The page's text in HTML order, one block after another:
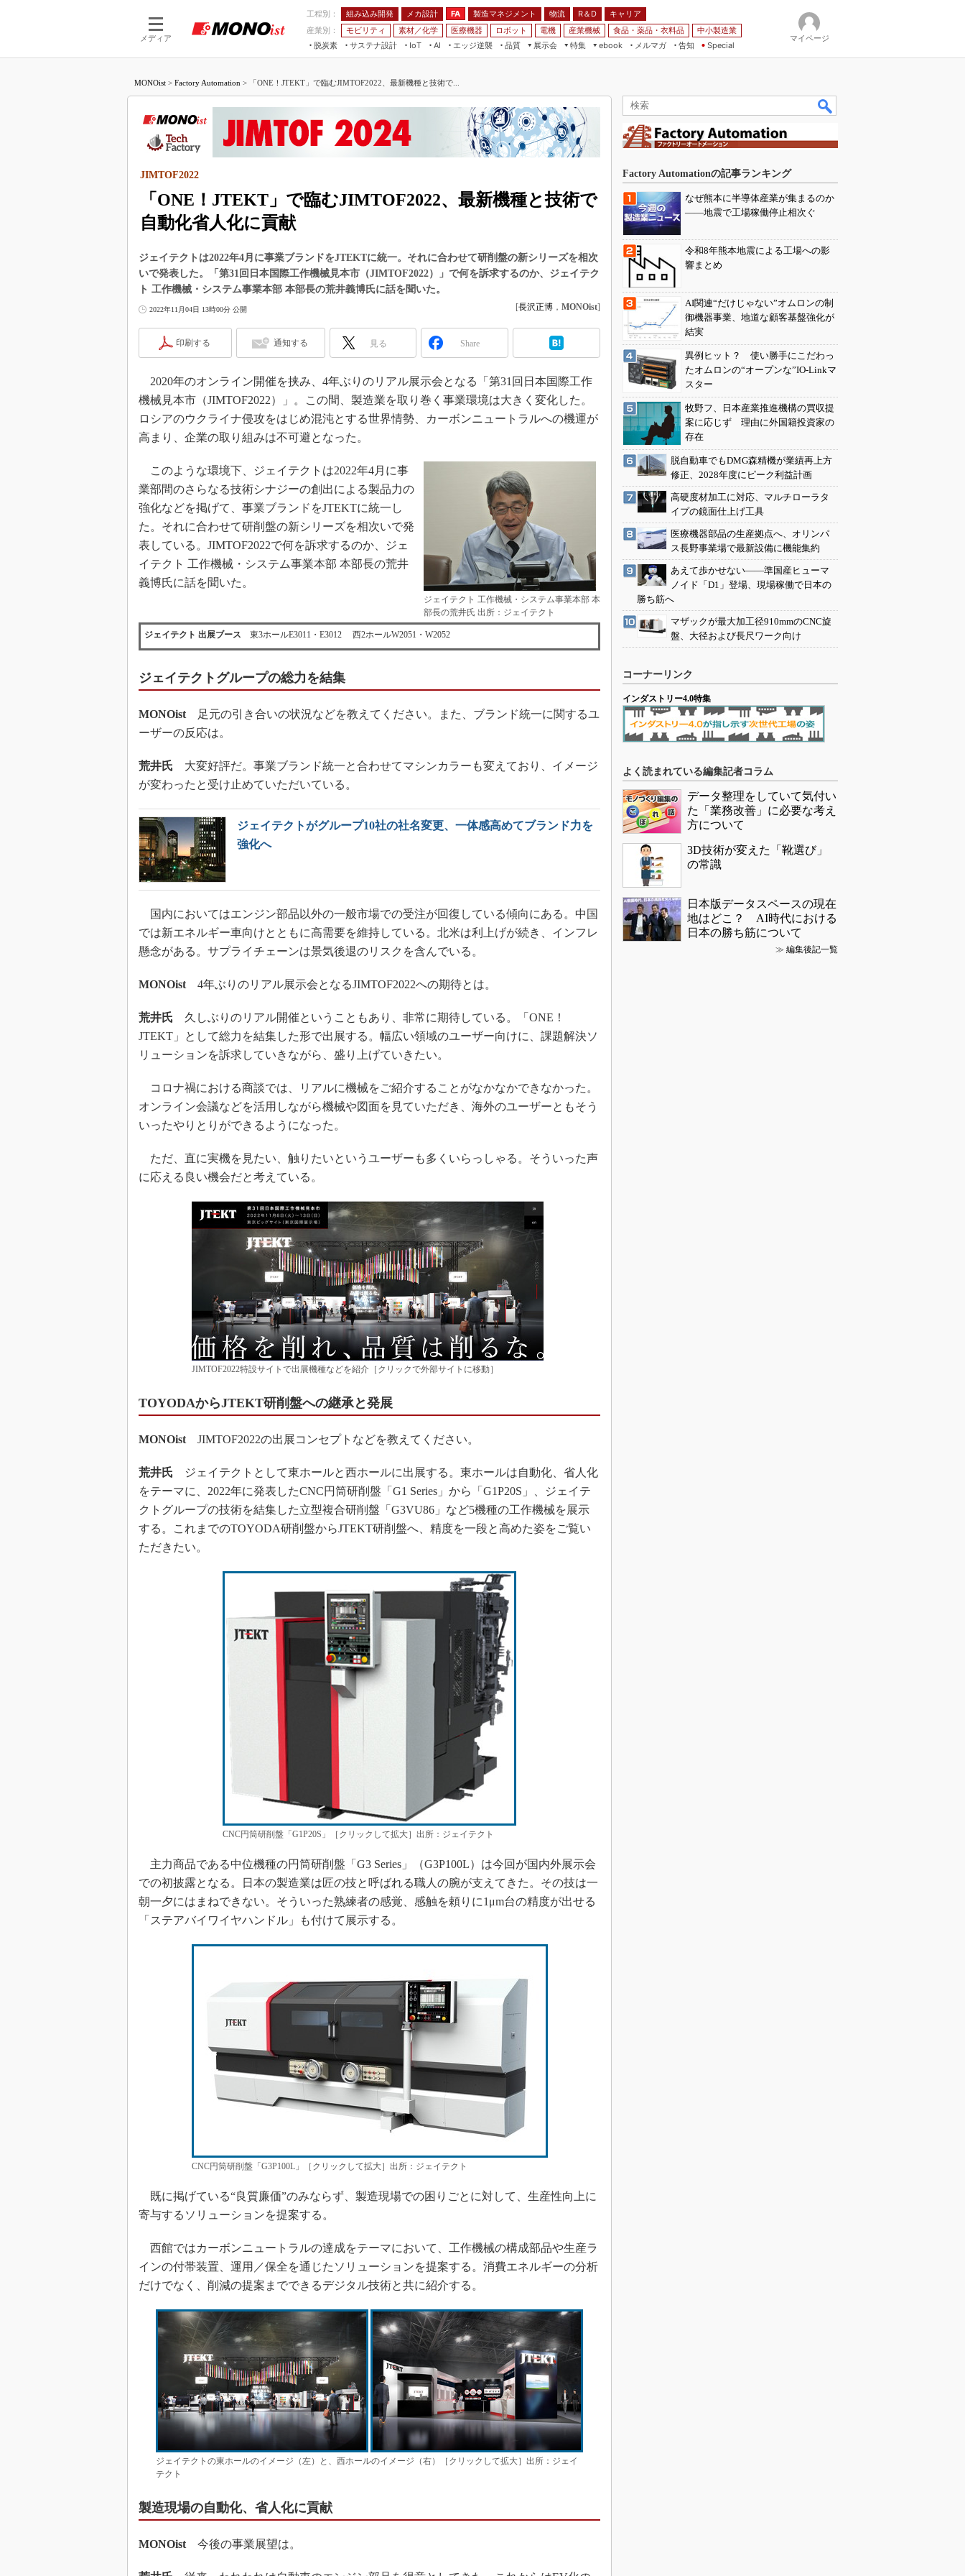
メディア
工程別： 組み込み開発 メカ設計 FA 製造マネジメント 物流 R＆D
キャリア
産業別：
モビリティ 素材／化学 医療機器 ロボット 電機 産業機械 食品・薬品・衣料品
中小製造業
脱炭素
サステナ設計
IoT
つながる工場
つながるサービス
AI
AI×設備保全
Physical AI
エッジ逆襲 品質
展示会
JIMTOF
組込み/エッジ コンピューティング
展＆IoT/5Gソリューション展
IIFES
国際ロボット展
TECHNO-FRONTIER
EdgeTech+
日本ものづくりワールド
産業オープンネット展
特集
つながるクルマ
5G
フィールドサービス
組み込み画像技術
車載ソフト開発
ISO26262
3Dプリンタ
デジタルツインとCAE
インダストリー4.0
イノベーション
メイドインジャパン
知財マネジメント
グローバル設計・開発
制御セキュリティ
新型コロナへの対応
ebook
メカ設計
製造マネジメント
モビリティ
メルマガ
告知 Special
マイページ
MONOist > Factory Automation > 「ONE！JTEKT」で臨むJIMTOF2022、最新機種と技術で...
「ONE！JTEKT」で臨むJIMTOF2022、最新機種と技術で
自動化省人化に貢献
JIMTOF2022
ジェイテクトは2022年4月に事業ブランドをJTEKTに統一。それに合わせて研削盤の新シリーズを相次
いで発表した。「第31回日本国際工作機械見本市（JIMTOF2022）」で何を訴求するのか、ジェイテク
ト 工作機械・システム事業本部 本部長の荒井義博氏に話を聞いた。
2022年11月04日 13時00分 公開 [長沢正博 ， MONOist]
印刷する 通知する 見る Share
2020年のオンライン開催を挟み、4年ぶりのリアル展示会となる「第31回日本国際工作
機械見本市（JIMTOF2022）」。この間、製造業を取り巻く事業環境は大きく変化した。
ロシアのウクライナ侵攻をはじめ混沌とする世界情勢、カーボンニュートラルへの機運が
高まり、企業の取り組みは不可避となった。
ジェイテクト 工作機械・システム事業本部 本
部長の荒井氏 出所：ジェイテクト
このような環境下、ジェイテクトは2022年4月に事
業部間のさらなる技術シナジーの創出による製品力の
強化などを掲げて、事業ブランドをJTEKTに統一し
た。それに合わせて研削盤の新シリーズを相次いで発
表している。JIMTOF2022で何を訴求するのか、ジェ
イテクト 工作機械・システム事業本部 本部長の荒井
義博氏に話を聞いた。
ジェイテクト 出展ブース 東3ホールE3011・E3012 西2ホールW2051・W2052
ジェイテクトグループの総力を結集
MONOist 足元の引き合いの状況などを教えてください。また、ブランド統一に関するユ
ーザーの反応は。
荒井氏 大変好評だ。事業ブランド統一と合わせてマシンカラーも変えており、イメージ
が変わったと受け止めていただいている。
ジェイテクトがグループ10社の社名変更、一体感高めてブランド力を
強化へ
国内においてはエンジン部品以外の一般市場での受注が回復している傾向にある。中国
では新エネルギー車向けとともに高需要を維持している。北米は利上げが続き、インフレ
懸念がある。サプライチェーンは景気後退のリスクを含んでいる。
MONOist 4年ぶりのリアル展示会となるJIMTOF2022への期待とは。
荒井氏 久しぶりのリアル開催ということもあり、非常に期待している。「ONE！
JTEKT」として総力を結集した形で出展する。幅広い領域のユーザー向けに、課題解決ソ
リューションを訴求していきながら、盛り上げていきたい。
コロナ禍における商談では、リアルに機械をご紹介することがなかなかできなかった。
オンライン会議などを活用しながら機械や図面を見ていただき、海外のユーザーともそう
いったやりとりができるようになった。
ただ、直に実機を見たい、触りたいというユーザーも多くいらっしゃる。そういった声
に応える良い機会だと考えている。
JIMTOF2022特設サイトで出展機種などを紹介［クリックで外部サイトに移動］
TOYODAからJTEKT研削盤への継承と発展
MONOist JIMTOF2022の出展コンセプトなどを教えてください。
荒井氏 ジェイテクトとして東ホールと西ホールに出展する。東ホールは自動化、省人化
をテーマに、2022年に発表したCNC円筒研削盤「G1 Series」から「G1P20S」、ジェイテ
クトグループの技術を結集した立型複合研削盤「G3VU86」など5機種の工作機械を展示
する。これまでのTOYODA研削盤からJTEKT研削盤へ、精度を一段と高めた姿をご覧い
ただきたい。
CNC円筒研削盤「G1P20S」［クリックして拡大］出所：ジェイテクト
主力商品である中位機種の円筒研削盤「G3 Series」（G3P100L）は今回が国内外展示会
での初披露となる。日本の製造業は匠の技と呼ばれる職人の腕が支えてきた。その技は一
朝一夕にはまねできない。そういった熟練者の感覚、感触を頼りに1μm台の精度が出せる
「ステアバイワイヤハンドル」も付けて展示する。
CNC円筒研削盤「G3P100L」［クリックして拡大］出所：ジェイテクト
既に掲げている“良質廉価”のみならず、製造現場での困りごとに対して、生産性向上に
寄与するソリューションを提案する。
西館ではカーボンニュートラルの達成をテーマにおいて、工作機械の構成部品や生産ラ
インの付帯装置、運用／保全を通じたソリューションを提案する。消費エネルギーの分析
だけでなく、削減の提案までできるデジタル技術と共に紹介する。
ジェイテクトの東ホールのイメージ（左）と、西ホールのイメージ（右）［クリックして拡大］出所：ジェイ
テクト
製造現場の自動化、省人化に貢献
MONOist 今後の事業展望は。
Factory Automationの記事ランキング
なぜ熊本に半導体産業が集まるのか
――地震で工場稼働停止相次ぐ
令和8年熊本地震による工場への影
響まとめ
AI関連“だけじゃない”オムロンの制
御機器事業、地道な顧客基盤強化が
結実
異例ヒット？ 使い勝手にこだわっ
たオムロンの“オープンな”IO-Linkマ
スター
牧野フ、日本産業推進機構の買収提
案に応じず 理由に外国籍投資家の
存在
脱自動車でもDMG森精機が業績再上方
修正、2028年度にピーク利益計画
高硬度材加工に対応、マルチローラタ
イプの鏡面仕上げ工具
医療機器部品の生産拠点へ、オリンパ
ス長野事業場で最新設備に機能集約
あえて歩かせない――準国産ヒューマ
ノイド「D1」登場、現場稼働で日本の
勝ち筋へ
マザックが最大加工径910mmのCNC旋
盤、大径および長尺ワーク向け
コーナーリンク
インダストリー4.0特集
よく読まれている編集記者コラム
データ整理をしていて気付い
た「業務改善」に必要な考え
方について
3D技術が変えた「靴選び」
の常識
日本版データスペースの現在
地はどこ？ AI時代における
日本の勝ち筋について
≫ 編集後記一覧